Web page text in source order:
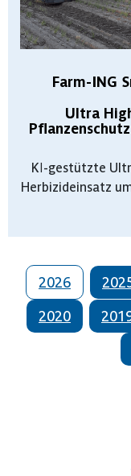
Farm-ING
Ultra
KI-gestützte
Herbizideinsatz
2026
2020